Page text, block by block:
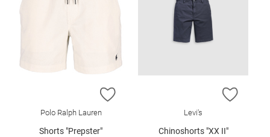
ZUR WUNSCHLISTE HINZUFÜGEN
Polo Ralph Lauren
Shorts "Prepster"
ZUR
Levi's
Chinoshorts "XX II"